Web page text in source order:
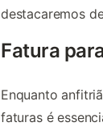
destacaremos
Fatura
Enquanto
faturas é